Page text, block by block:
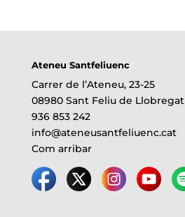
Ateneu Santfeliuenc
Carrer de l’Ateneu, 23-25
08980 Sant Feliu de Llobregat
936 853 242
info@ateneusantfeliuenc.cat
Com arribar